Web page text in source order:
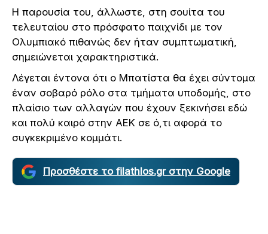
Η παρουσία του, άλλωστε, στη σουίτα του
τελευταίου στο πρόσφατο παιχνίδι με τον
Ολυμπιακό πιθανώς δεν ήταν συμπτωματική,
σημειώνεται χαρακτηριστικά.
Λέγεται έντονα ότι ο Μπατίστα θα έχει σύντομα
έναν σοβαρό ρόλο στα τμήματα υποδομής, στο
πλαίσιο των αλλαγών που έχουν ξεκινήσει εδώ
και πολύ καιρό στην ΑΕΚ σε ό,τι αφορά το
συγκεκριμένο κομμάτι.
Προσθέστε το filathlos.gr στην Google